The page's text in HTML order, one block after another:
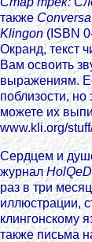
также
Klingon(ISBN
Окранд, текст
Вам освоить
выражениям.
поблизости, но
можете их
www.kli.org/
Сердцем и
журналHolQeD
раз в три
иллюстрации,
клингонскому
также письма